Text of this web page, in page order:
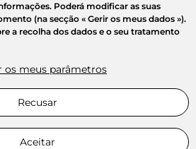
Poderá modificar as suas
(na secção « Gerir os meus dados »).
a recolha dos dados e o seu tratamento
os meus parâmetros
Recusar
Aceitar